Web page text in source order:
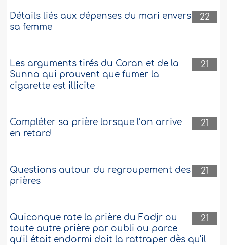
22
Détails liés aux dépenses du mari envers
sa femme
21
Les arguments tirés du Coran et de la
Sunna qui prouvent que fumer la
cigarette est illicite
21
Compléter sa prière lorsque l’on arrive
en retard
21
Questions autour du regroupement des
prières
21
Quiconque rate la prière du Fadjr ou
toute autre prière par oubli ou parce
qu'il était endormi doit la rattraper dès qu'il